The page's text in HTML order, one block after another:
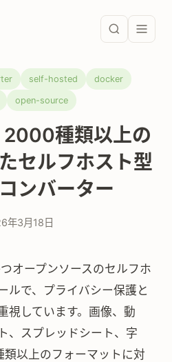
self-hosted docker
open-source
種類以上の
セルフホスト型
ンバーター
年3月18日
オープンソースのセルフホ
ルで、プライバシー保護と
視しています。画像、動
、スプレッドシート、字
以上のフォーマットに対